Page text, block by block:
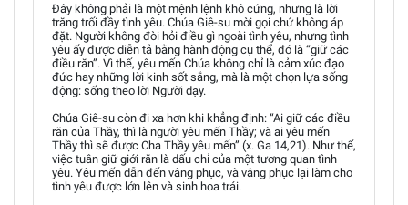
Đây không phải là một mệnh lệnh khô cứng, nhưng là lời
trăng trối đầy tình yêu. Chúa Giê-su mời gọi chứ không áp
đặt. Người không đòi hỏi điều gì ngoài tình yêu, nhưng tình
yêu ấy được diễn tả bằng hành động cụ thể, đó là “giữ các
điều răn”. Vì thế, yêu mến Chúa không chỉ là cảm xúc đạo
đức hay những lời kinh sốt sắng, mà là một chọn lựa sống
động: sống theo lời Người dạy.
Chúa Giê-su còn đi xa hơn khi khẳng định: “Ai giữ các điều
răn của Thầy, thì là người yêu mến Thầy; và ai yêu mến
Thầy thì sẽ được Cha Thầy yêu mến” (x. Ga 14,21). Như thế,
việc tuân giữ giới răn là dấu chỉ của một tương quan tình
yêu. Yêu mến dẫn đến vâng phục, và vâng phục lại làm cho
tình yêu được lớn lên và sinh hoa trái.